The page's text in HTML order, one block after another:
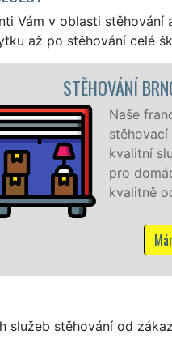
Vám v oblasti
až po stěhování celé
STĚHOVÁNÍ BRNO-
Naše
stěhovací
kvalitní služby
pro
kvalitně
Mám
služeb stěhování od